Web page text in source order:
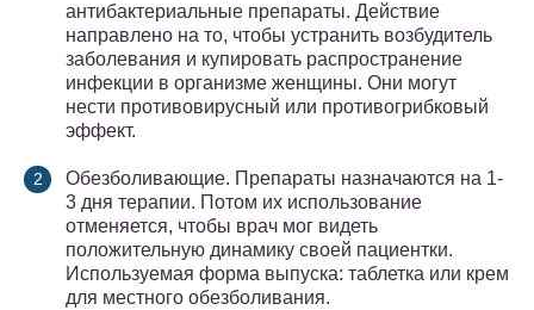
антибактериальные препараты. Действие
направлено на то, чтобы устранить возбудитель
заболевания и купировать распространение
инфекции в организме женщины. Они могут
нести противовирусный или противогрибковый
эффект.
Обезболивающие. Препараты назначаются на 1-
3 дня терапии. Потом их использование
отменяется, чтобы врач мог видеть
положительную динамику своей пациентки.
Используемая форма выпуска: таблетка или крем
для местного обезболивания.